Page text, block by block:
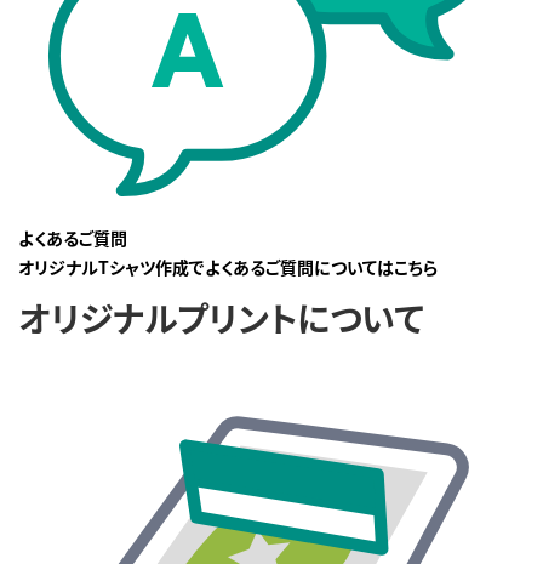
よくあるご質問
オリジナルTシャツ作成でよくあるご質問についてはこちら
オリジナルプリントについて